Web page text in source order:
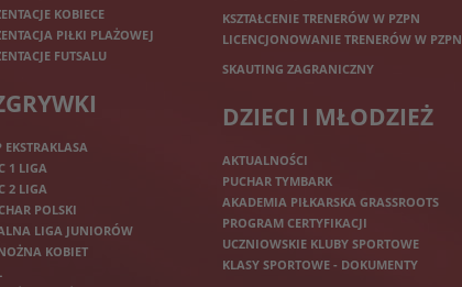
KOBIECE
PIŁKI PLAŻOWEJ
FUTSALU
EKSTRAKLASA
1 LIGA
2 LIGA
POLSKI
LIGA JUNIORÓW
KOBIET
KSZTAŁCENIE TRENERÓW W PZPN
LICENCJONOWANIE TRENERÓW W PZPN
SKAUTING ZAGRANICZNY
DZIECI I MŁODZIEŻ
AKTUALNOŚCI
PUCHAR TYMBARK
AKADEMIA PIŁKARSKA GRASSROOTS
PROGRAM CERTYFIKACJI
UCZNIOWSKIE KLUBY SPORTOWE
KLASY SPORTOWE - DOKUMENTY